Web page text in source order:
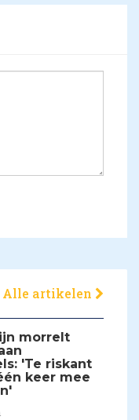
Alle artikelen
morrelt
'Te riskant
keer mee